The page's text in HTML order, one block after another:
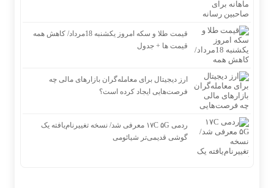
قیمت طلا و سکه امروز یکشنبه 18مرداد/ کاهش همه
قیمت ها + جدول
ارز دیجیتال برای معامله‌گران بازارهای مالی چه
فرصت‌هایی ایجاد کرده است؟
ردمی ۱۷C ۵G معرفی شد/ نسخه تغییرنام‌یافته یک
گوشی قدیمی‌تر شیائومی